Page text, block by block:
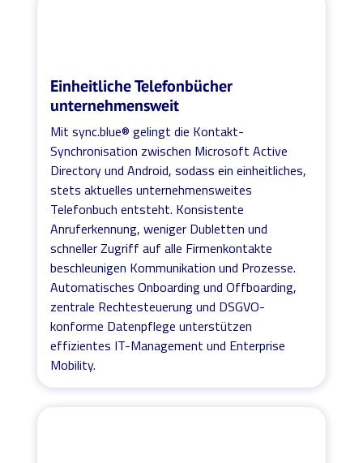
Einheitliche Telefonbücher
unternehmensweit
Mit sync.blue® gelingt die Kontakt-
Synchronisation zwischen Microsoft Active
Directory und Android, sodass ein einheitliches,
stets aktuelles unternehmensweites
Telefonbuch entsteht. Konsistente
Anruferkennung, weniger Dubletten und
schneller Zugriff auf alle Firmenkontakte
beschleunigen Kommunikation und Prozesse.
Automatisches Onboarding und Offboarding,
zentrale Rechtesteuerung und DSGVO-
konforme Datenpflege unterstützen
effizientes IT-Management und Enterprise
Mobility.